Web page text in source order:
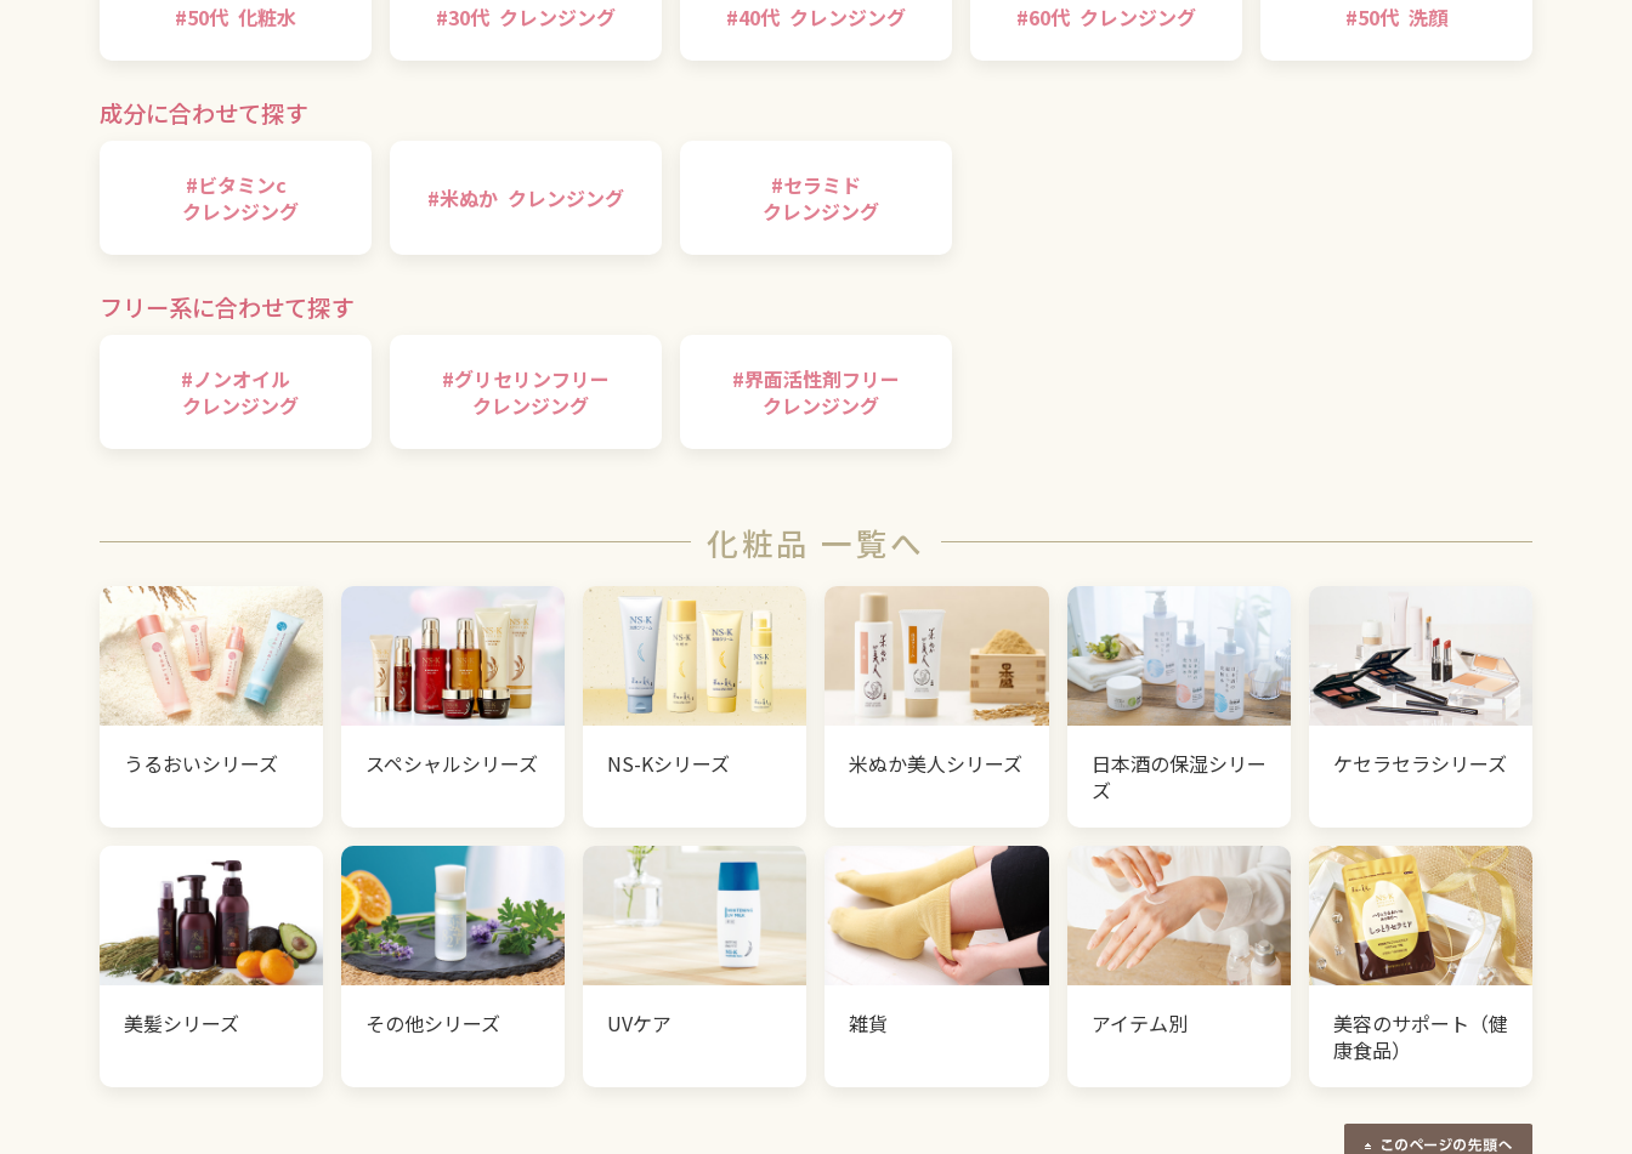
#50代 化粧水 #30代 クレンジング #40代 クレンジング #60代 クレンジング #50代 洗顔
成分に合わせて探す
#ビタミンc
クレンジング
#米ぬか クレンジング #セラミド
クレンジング
フリー系に合わせて探す
#ノンオイル
クレンジング
#グリセリンフリー
クレンジング
#界面活性剤フリー
クレンジング
化粧品 一覧へ
うるおいシリーズ スペシャルシリーズ NS-Kシリーズ 米ぬか美人シリーズ
日本酒の保湿シリー
ズ
ケセラセラシリーズ
美髪シリーズ その他シリーズ UVケア 雑貨 アイテム別
美容のサポート（健
康食品）